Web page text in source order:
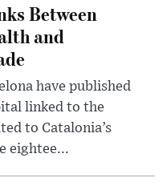
Between
and
have published
linked to the
to Catalonia’s
eightee...